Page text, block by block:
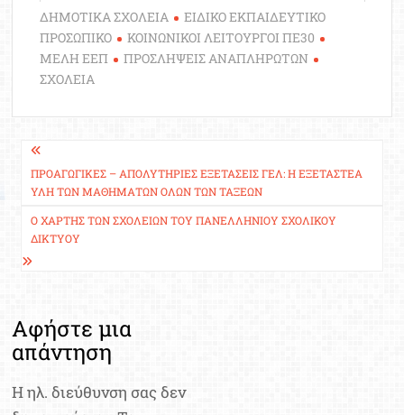
ΔΗΜΟΤΙΚΑ ΣΧΟΛΕΙΑ
ΕΙΔΙΚΟ ΕΚΠΑΙΔΕΥΤΙΚΟ
ΠΡΟΣΩΠΙΚΟ
ΚΟΙΝΩΝΙΚΟΙ ΛΕΙΤΟΥΡΓΟΙ ΠΕ30
ΜΕΛΗ ΕΕΠ
ΠΡΟΣΛΗΨΕΙΣ ΑΝΑΠΛΗΡΩΤΩΝ
ΣΧΟΛΕΙΑ
Πλοήγηση
άρθρων
ΠΡΟΑΓΩΓΙΚΈΣ – ΑΠΟΛΥΤΉΡΙΕΣ ΕΞΕΤΆΣΕΙΣ ΓΕΛ: Η ΕΞΕΤΑΣΤΈΑ
ΎΛΗ ΤΩΝ ΜΑΘΗΜΆΤΩΝ ΌΛΩΝ ΤΩΝ ΤΆΞΕΩΝ
Ο ΧΆΡΤΗΣ ΤΩΝ ΣΧΟΛΕΊΩΝ ΤΟΥ ΠΑΝΕΛΛΉΝΙΟΥ ΣΧΟΛΙΚΟΎ
ΔΙΚΤΎΟΥ
Αφήστε μια
απάντηση
Η ηλ. διεύθυνση σας δεν